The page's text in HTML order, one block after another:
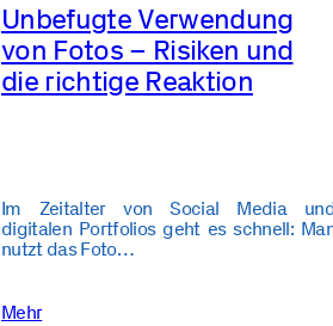
Unbefugte Verwendung
von Fotos – Risiken und
die richtige Reaktion
Im Zeitalter von Social Media
digitalen Portfolios geht es schnell:
nutzt das Foto…
Mehr